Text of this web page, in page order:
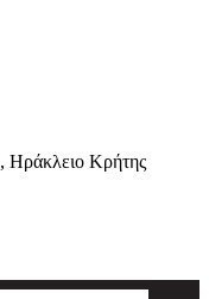
, Ηράκλειο Κρήτης